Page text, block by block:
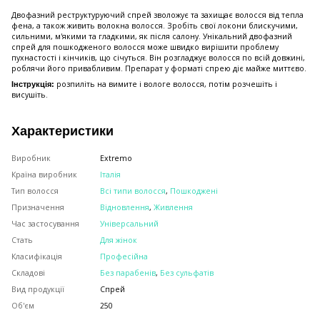
Двофазний реструктуруючий спрей зволожує та захищає волосся від тепла
фена, а також живить волокна волосся. Зробіть свої локони блискучими,
сильними, м'якими та гладкими, як після салону. Унікальний двофазний
спрей для пошкодженого волосся може швидко вирішити проблему
пухнастості і кінчиків, що січуться. Він розгладжує волосся по всій довжині,
роблячи його привабливим. Препарат у форматі спрею діє майже миттєво.
Інструкція: розпиліть на вимите і вологе волосся, потім розчешіть і
висушіть.
Характеристики
Виробник
Extremo
Країна виробник
Італія
Тип волосся
Всі типи волосся, Пошкоджені
Призначення
Відновлення, Живлення
Час застосування
Універсальний
Стать
Для жінок
Класифікація
Професійна
Складові
Без парабенів, Без сульфатів
Вид продукції
Спрей
Об'єм
250